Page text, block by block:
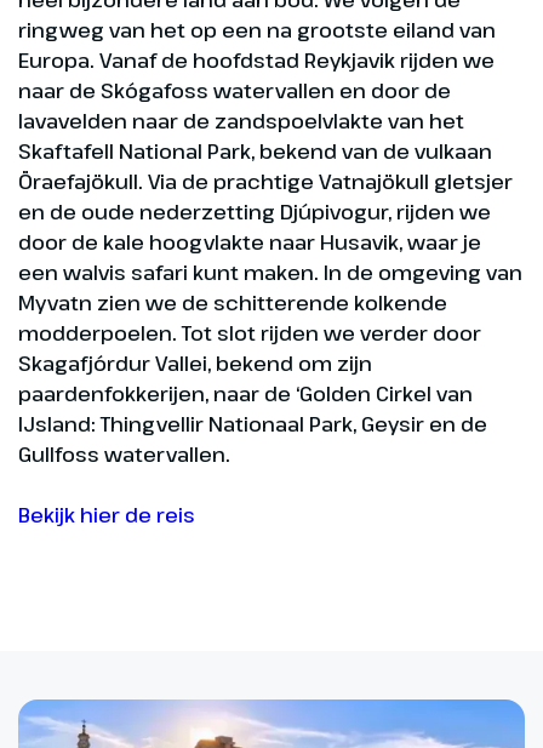
ringweg van het op een na grootste eiland van
Europa. Vanaf de hoofdstad Reykjavik rijden we
naar de Skógafoss watervallen en door de
lavavelden naar de zandspoelvlakte van het
Skaftafell National Park, bekend van de vulkaan
Öraefajökull. Via de prachtige Vatnajökull gletsjer
en de oude nederzetting Djúpivogur, rijden we
door de kale hoogvlakte naar Husavik, waar je
een walvis safari kunt maken. In de omgeving van
Myvatn zien we de schitterende kolkende
modderpoelen. Tot slot rijden we verder door
Skagafjórdur Vallei, bekend om zijn
paardenfokkerijen, naar de ‘Golden Cirkel van
IJsland: Thingvellir Nationaal Park, Geysir en de
Gullfoss watervallen.
Bekijk hier de reis